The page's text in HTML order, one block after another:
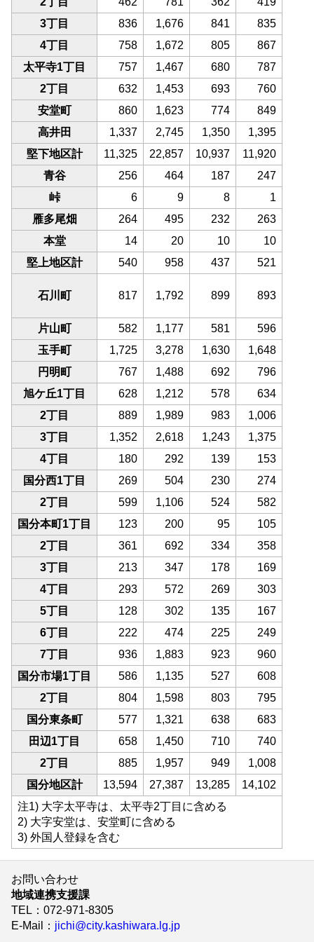
3丁目
836 1,676 841
835
4丁目
758 1,672 805
867
太平寺1丁目
757 1,467 680
787
2丁目
632 1,453 693
760
安堂町
860 1,623 774
849
高井田
1,337 2,745 1,350
1,395
堅下地区計
11,325 22,857 10,937
11,920
青谷
256 464 187
247
峠
6 9 8
1
雁多尾畑
264 495 232
263
本堂
14 20 10
10
堅上地区計
540 958 437 521
石川町 817 1,792 899 893
片山町 582 1,177 581
596
玉手町
1,725 3,278 1,630
1,648
円明町
767 1,488 692
796
旭ケ丘1丁目
628 1,212 578
634
2丁目
889 1,989 983
1,006
3丁目
1,352 2,618 1,243
1,375
4丁目
180 292 139
153
国分西1丁目
269 504 230
274
2丁目
599 1,106 524
582
国分本町1丁目
123 200 95
105
2丁目
361 692 334
358
3丁目
213 347 178
169
4丁目
293 572 269
303
5丁目
128 302 135
167
6丁目
222 474 225
249
7丁目
936 1,883 923
960
国分市場1丁目
586 1,135 527
608
2丁目
804 1,598 803
795
国分東条町
577 1,321 638
683
田辺1丁目
658 1,450 710
740
2丁目
885 1,957 949
1,008
国分地区計
13,594 27,387 13,285
14,102
注1) 大字太平寺は、太平寺2丁目に含める
2) 大字安堂は、安堂町に含める
3) 外国人登録を含む
お問い合わせ
地域連携支援課
TEL ：072-971-8305
E-Mail
： jichi@city.kashiwara.lg.jp